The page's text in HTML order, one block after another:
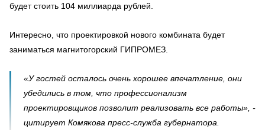
будет стоить 104 миллиарда рублей.
Интересно, что проектировкой нового комбината будет
заниматься магнитогорский ГИПРОМЕЗ.
«У гостей осталось очень хорошее впечатление, они
убедились в том, что профессионализм
проектировщиков позволит реализовать все работы», -
цитирует Комякова пресс-служба губернатора.